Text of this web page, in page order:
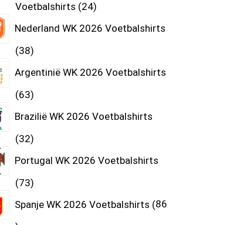
Voetbalshirts 24
Nederland WK 2026 Voetbalshirts
38
Argentinië WK 2026 Voetbalshirts
63
Brazilië WK 2026 Voetbalshirts
32
Portugal WK 2026 Voetbalshirts
73
Spanje WK 2026 Voetbalshirts 86